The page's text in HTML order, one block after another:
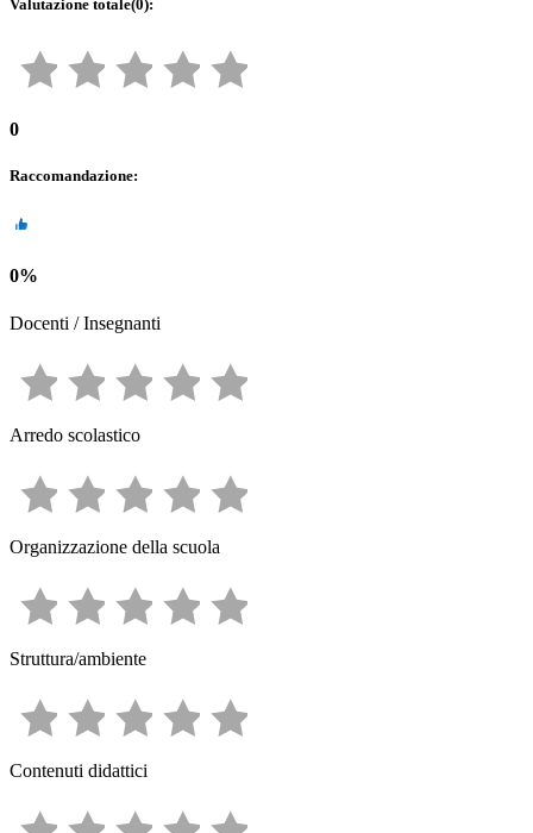
Valutazione totale(0):
0
Raccomandazione:
0%
Docenti / Insegnanti
Arredo scolastico
Organizzazione della scuola
Struttura/ambiente
Contenuti didattici